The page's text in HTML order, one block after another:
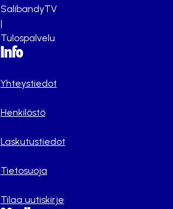
SalibandyTV
|
Tulospalvelu
Info
Yhteystiedot
Henkilöstö
Laskutustiedot
Tietosuoja
Tilaa uutiskirje